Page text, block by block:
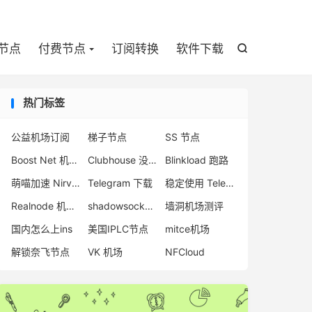

点 付费节点 订阅转换 软件下载
热门标签
公益机场订阅 梯子节点
SS 节点
Boost Net 机场怎么样
Clubhouse 没声音
Blinkload 跑路
萌喵加速 Nirvana
Telegram 下载
稳定使用 Telegram 方法
Realnode 机场怎么用
shadowsocks回国节点
墙洞机场测评
国内怎么上ins
美国IPLC节点
mitce机场
解锁奈飞节点
VK 机场 NFCloud